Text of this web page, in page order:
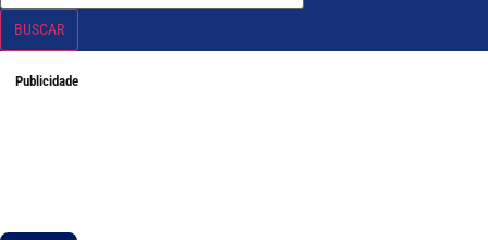
BUSCAR
Publicidade